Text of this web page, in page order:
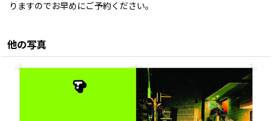
りますのでお早めにご予約ください。
他の写真